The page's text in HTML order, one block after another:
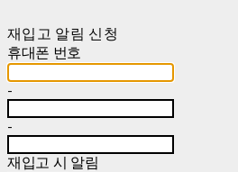
재입고 알림 신청
휴대폰 번호
-
-
재입고 시 알림